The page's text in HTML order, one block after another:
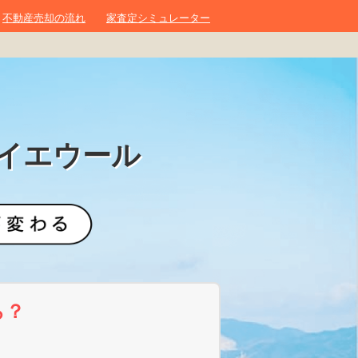
不動産売却の流れ 家査定シミュレーター
エウール